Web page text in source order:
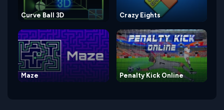
Curve Ball 3D Crazy Eights
Maze Penalty Kick Online